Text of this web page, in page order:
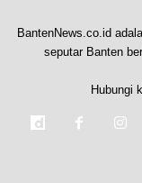
BantenNews.co.id
seputar Banten
Hubungi